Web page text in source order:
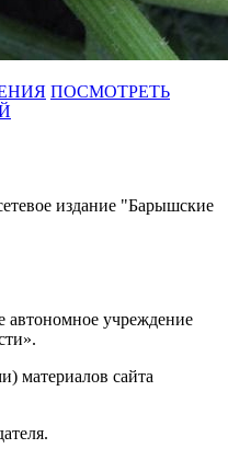
ПОСМОТРЕТЬ
издание "Барышские
автономное учреждение
материалов сайта